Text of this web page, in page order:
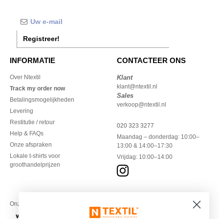
Registreer!
INFORMATIE
Over Ntextil
Track my order now
Betalingsmogelijkheden
Levering
Restitutie / retour
Help & FAQs
Onze afspraken
Lokale t-shirts voor
groothandelprijzen
CONTACTEER ONS
Klant
klant@ntextil.nl
Sales
verkoop@ntextil.nl
020 323 3277
Maandag – donderdag: 10:00–
13:00 & 14:00–17:30
Vrijdag: 10:00–14:00
Onze financiële partners